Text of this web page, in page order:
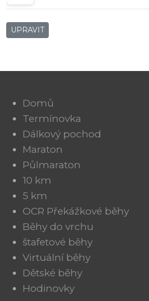
UPRAVIT
Domů
Termínovka
Dálkový pochod
Maraton
Půlmaraton
10 km
5 km
OCR Překážkové běhy
Běhy do vrchu
štafetové běhy
Virtuální běhy
Dětské běhy
Hodinovky